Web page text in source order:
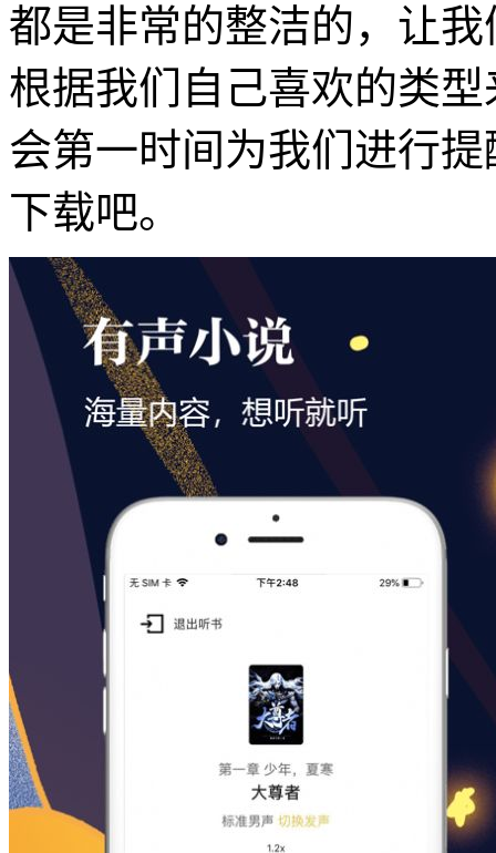
都是非常的整洁的，让
根据我们自己喜欢的类
会第一时间为我们进行
下载吧。